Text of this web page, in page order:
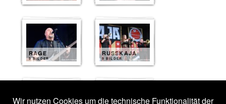
RAGE
9 BILDER
RUSSKAJA
9 BILDER